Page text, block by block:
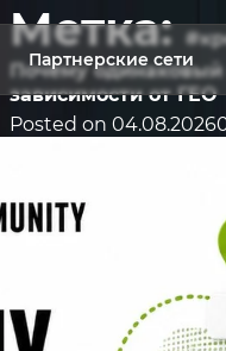
Партнерские сети
Метка:
Почему одинаковый
зависимости от ГЕО
Posted on 04.08.2026